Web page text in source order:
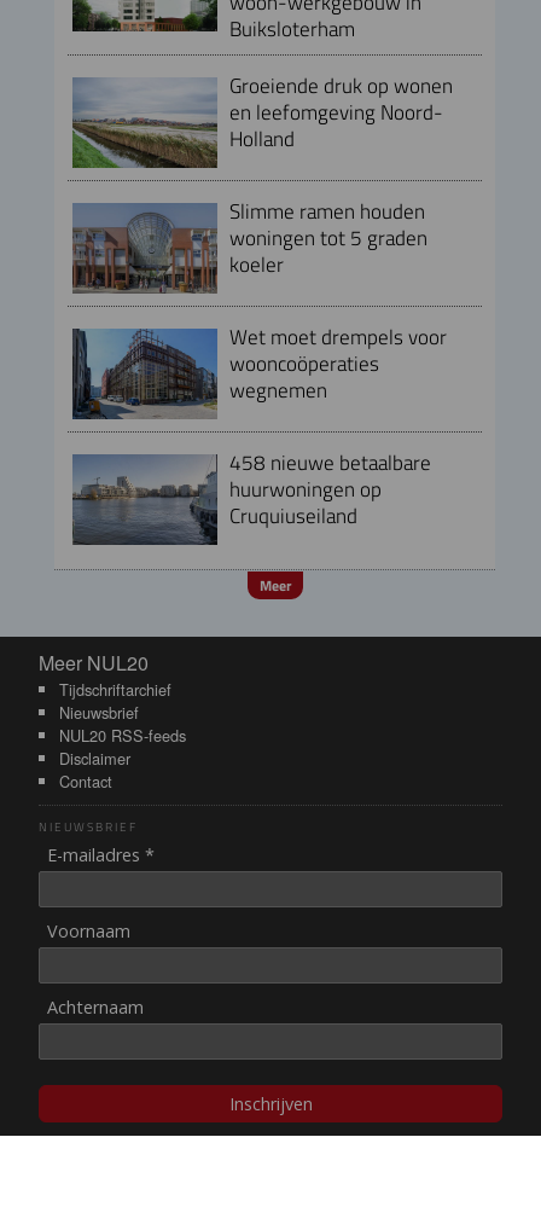
Buiksloterham
Groeiende druk op wonen
en leefomgeving Noord-
Holland
Slimme ramen houden
woningen tot 5 graden
koeler
Wet moet drempels voor
wooncoöperaties
wegnemen
458 nieuwe betaalbare
huurwoningen op
Cruquiuseiland
Meer
Meer NUL20
Meer NUL20
Tijdschriftarchief
Nieuwsbrief
NUL20 RSS-feeds
Disclaimer
Contact
NIEUWSBRIEF
E-mailadres *
Voornaam
Achternaam
Inschrijven